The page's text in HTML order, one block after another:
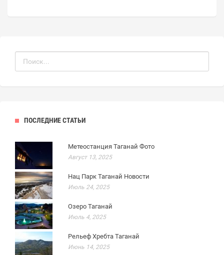
ПОСЛЕДНИЕ СТАТЬИ
Метеостанция Таганай Фото
Август 13, 2025
Нац Парк Таганай Новости
Июль 24, 2025
Озеро Таганай
Июль 4, 2025
Рельеф Хребта Таганай
Июнь 14, 2025